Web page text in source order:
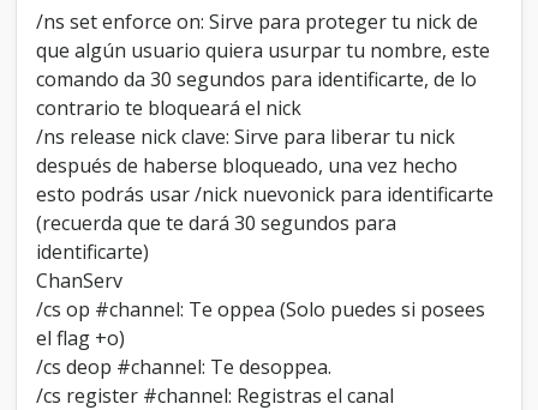
/ns set enforce on: Sirve para proteger tu nick de
que algún usuario quiera usurpar tu nombre, este
comando da 30 segundos para identificarte, de lo
contrario te bloqueará el nick
/ns release nick clave: Sirve para liberar tu nick
después de haberse bloqueado, una vez hecho
esto podrás usar /nick nuevonick para identificarte
(recuerda que te dará 30 segundos para
identificarte)
ChanServ
/cs op #channel: Te oppea (Solo puedes si posees
el flag +o)
/cs deop #channel: Te desoppea.
/cs register #channel: Registras el canal